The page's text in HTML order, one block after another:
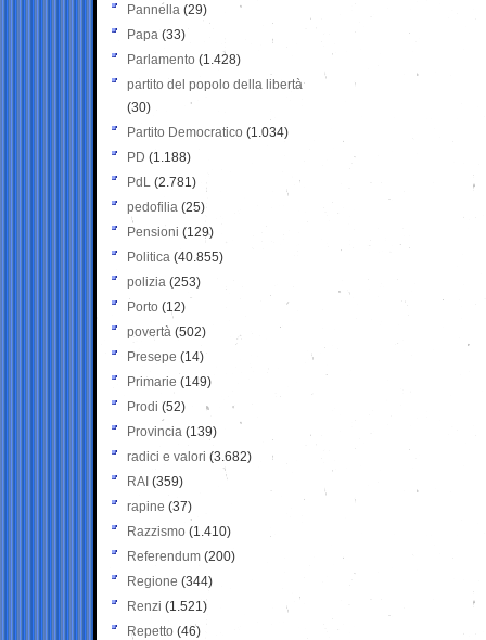
Pannella (29)
Papa (33)
Parlamento (1.428)
partito del popolo della libertà
(30)
Partito Democratico (1.034)
PD (1.188)
PdL (2.781)
pedofilia (25)
Pensioni (129)
Politica (40.855)
polizia (253)
Porto (12)
povertà (502)
Presepe (14)
Primarie (149)
Prodi (52)
Provincia (139)
radici e valori (3.682)
RAI (359)
rapine (37)
Razzismo (1.410)
Referendum (200)
Regione (344)
Renzi (1.521)
Repetto (46)